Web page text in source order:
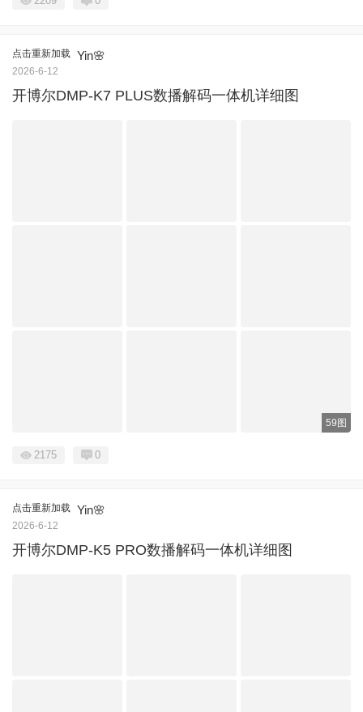
点击重新加载 Yin🌸
2026-6-12
开博尔DMP-K7 PLUS数播解码一体机详细图
59图
2175 0
点击重新加载 Yin🌸
2026-6-12
开博尔DMP-K5 PRO数播解码一体机详细图